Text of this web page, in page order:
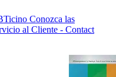
Conozca las
al Cliente - Contact